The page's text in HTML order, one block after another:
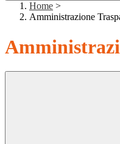
Home >
Amministrazione